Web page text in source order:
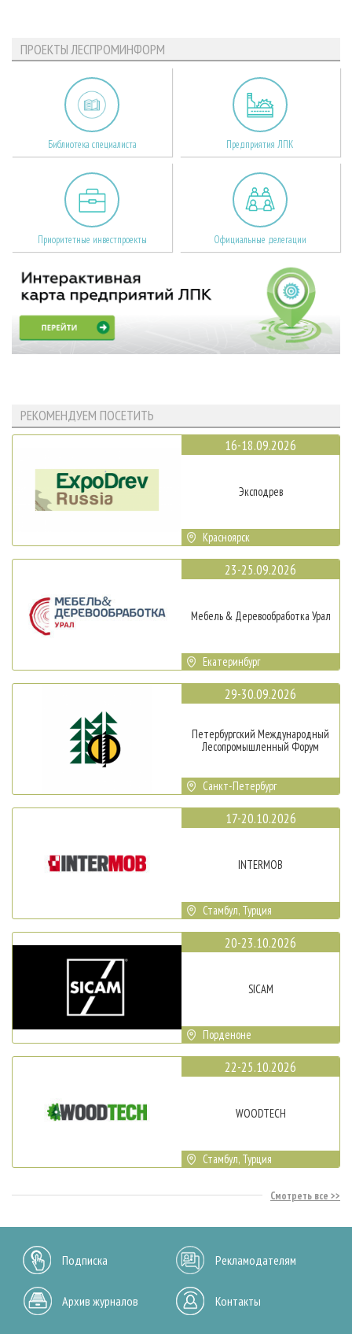
ПРОЕКТЫ ЛЕСПРОМИНФОРМ
Библиотека специалиста Предприятия ЛПК
Приоритетные инвестпроекты Официальные делегации
РЕКОМЕНДУЕМ ПОСЕТИТЬ
16-18.09.2026
Эксподрев
Красноярск
23-25.09.2026
Мебель & Деревообработка Урал
Екатеринбург
29-30.09.2026
Петербургский Международный
Лесопромышленный Форум
Санкт-Петербург
17-20.10.2026
INTERMOB
Стамбул, Турция
20-23.10.2026
SICAM
Порденоне
22-25.10.2026
WOODTECH
Стамбул, Турция
Смотреть все
Подписка Рекламодателям
Архив журналов Контакты